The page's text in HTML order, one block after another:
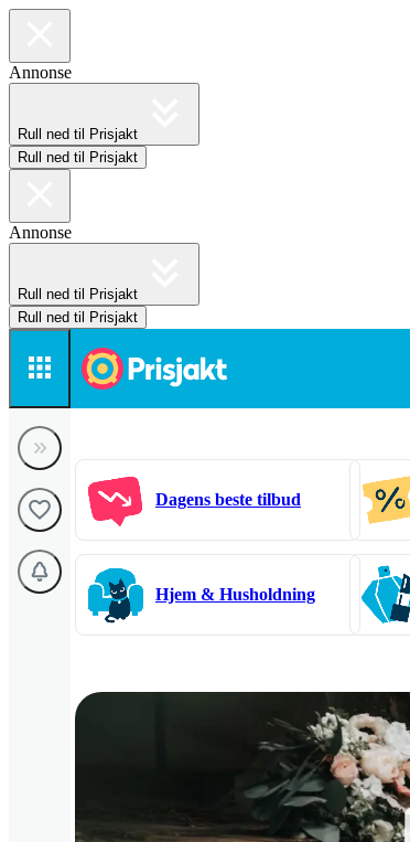
Annonse
Rull ned til Prisjakt
Rull ned til Prisjakt
Annonse
Rull ned til Prisjakt
Rull ned til Prisjakt
Dagens beste tilbud
Hjem & Husholdning